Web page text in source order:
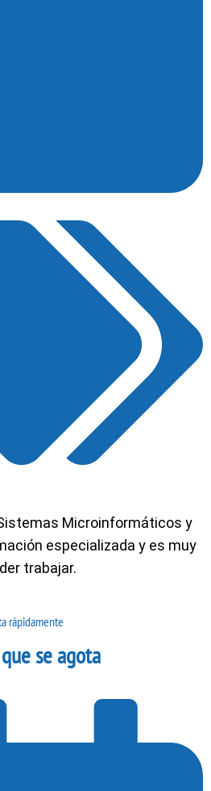
Microinformáticos y
especializada y es muy
trabajar.
se agota